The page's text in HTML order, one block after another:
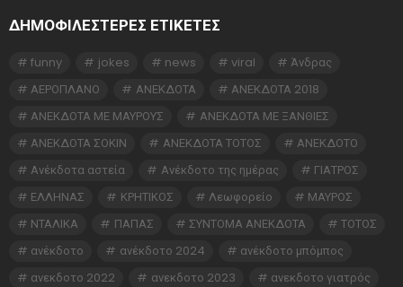
ΔΗΜΟΦΙΛΕΣΤΕΡΕΣ ΕΤΙΚΈΤΕΣ
funny jokes news viral
Άνδρας
ΑΕΡΟΠΛΑΝΟ
ΑΝΕΚΔΟΤΑ
ΑΝΕΚΔΟΤΑ 2018
ΑΝΕΚΔΟΤΑ ΜΕ ΜΑΥΡΟΥΣ
ΑΝΕΚΔΟΤΑ ΜΕ ΞΑΝΘΙΕΣ
ΑΝΕΚΔΟΤΑ ΣΟΚΙΝ
ΑΝΕΚΔΟΤΑ ΤΟΤΟΣ
ΑΝΕΚΔΟΤΟ
Ανέκδοτα αστεία
Ανέκδοτο της ημέρας
ΓΙΑΤΡΟΣ
ΕΛΛΗΝΑΣ
ΚΡΗΤΙΚΟΣ Λεωφορείο
ΜΑΥΡΟΣ
ΝΤΑΛΙΚΑ
ΠΑΠΑΣ ΣΥΝΤΟΜΑ ΑΝΕΚΔΟΤΑ
ΤΟΤΟΣ
ανέκδοτο
ανέκδοτο 2024
ανέκδοτο μπόμπος
ανεκδοτο 2022
ανεκδοτο 2023
ανεκδοτο γιατρός